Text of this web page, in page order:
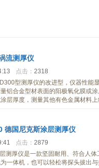
流测厚仪
点击： 2318
型测厚仪的改进型，仪器性能
铝合金型材表面的阳极氧化膜或
层厚度，测量其他有色金属材料
德国尼克斯涂层测厚仪
点击： 2879
测厚仪是一款坚固耐用、符合人
一体机，也可以轻松将探头拔出